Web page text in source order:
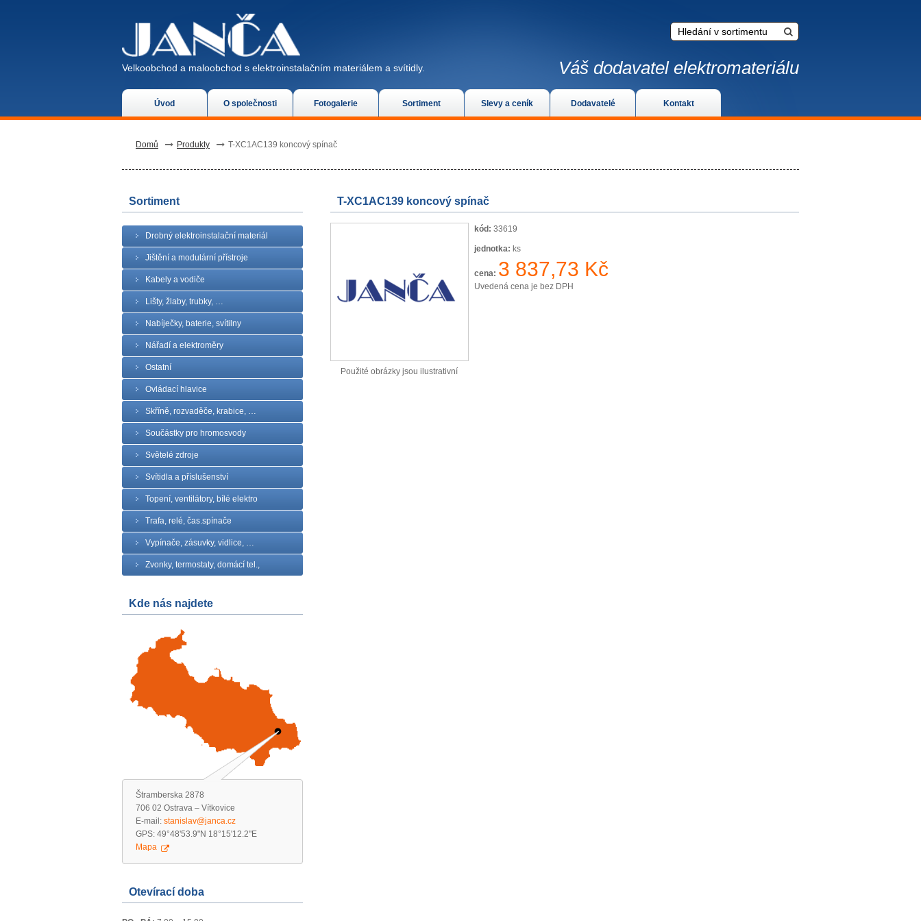
Úvod O společnosti Fotogalerie Sortiment Slevy a ceník Dodavatelé Kontakt
Velkoobchod a maloobchod s elektroinstalačním materiálem a svítidly. Váš dodavatel elektromateriálu
Domů Produkty T-XC1AC139 koncový spínač
Sortiment
Drobný elektroinstalační materiál
Jištění a modulární přístroje
Kabely a vodiče
Lišty, žlaby, trubky, …
Nabíječky, baterie, svítilny
Nářadí a elektroměry
Ostatní
Ovládací hlavice
Skříně, rozvaděče, krabice, …
Součástky pro hromosvody
Světelé zdroje
Svítidla a příslušenství
Topení, ventilátory, bílé elektro
Trafa, relé, čas.spínače
Vypínače, zásuvky, vidlice, …
Zvonky, termostaty, domácí tel.,
Kde nás najdete
Štramberska 2878
706 02 Ostrava – Vítkovice
E-mail: stanislav@janca.cz
GPS: 49°48'53.9"N 18°15'12.2"E
Mapa
Otevírací doba
T-XC1AC139 koncový spínač
Použité obrázky jsou ilustrativní
kód: 33619
jednotka: ks
cena: 3 837,73 Kč
Uvedená cena je bez DPH